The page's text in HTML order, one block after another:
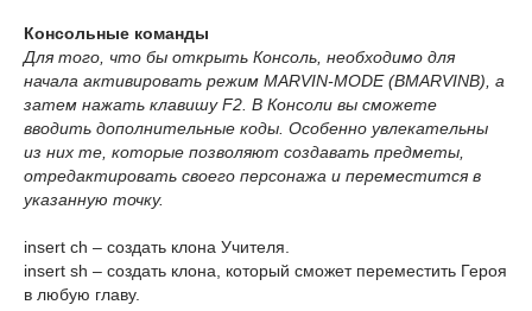
Консольные команды
Для того, что бы открыть Консоль, необходимо для
начала активировать режим MARVIN-MODE (BMARVINB), а
затем нажать клавишу F2. В Консоли вы сможете
вводить дополнительные коды. Особенно увлекательны
из них те, которые позволяют создавать предметы,
отредактировать своего персонажа и переместится в
указанную точку.
insert ch – создать клона Учителя.
insert sh – создать клона, который сможет переместить Героя
в любую главу.